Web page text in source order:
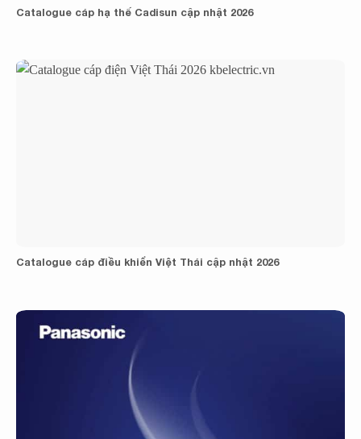
Catalogue cáp hạ thế Cadisun cập nhật 2026
Catalogue cáp điều khiển Việt Thái cập nhật 2026